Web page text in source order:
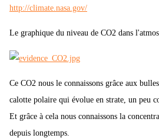
http://climate.nasa.gov/
Le graphique du niveau de CO2 dans
Ce CO2 nous le connaissons grâce aux
calotte polaire qui évolue en strate, un peu
Et grâce à cela nous connaissons la
depuis longtemps.